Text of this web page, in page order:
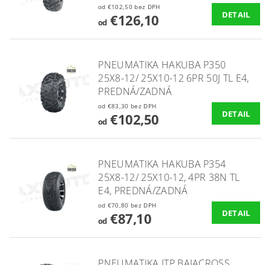
od €102,50 bez DPH
od€126,10 DETAIL
PNEUMATIKA HAKUBA P350
25X8-12/ 25X10-12 6PR 50J TL E4,
PREDNÁ/ZADNÁ
od €83,30 bez DPH
od€102,50 DETAIL
PNEUMATIKA HAKUBA P354
25X8-12/ 25X10-12, 4PR 38N TL
E4, PREDNÁ/ZADNÁ
od €70,80 bez DPH
od€87,10 DETAIL